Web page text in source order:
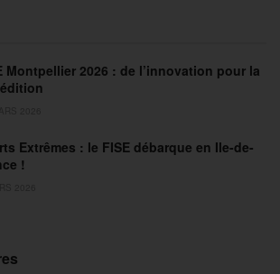
Montpellier 2026 : de l’innovation pour la
Extrêmes : le FISE débarque en Ile-de-
!